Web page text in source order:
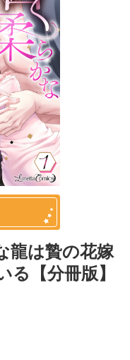
は贄の花嫁
【分冊版】